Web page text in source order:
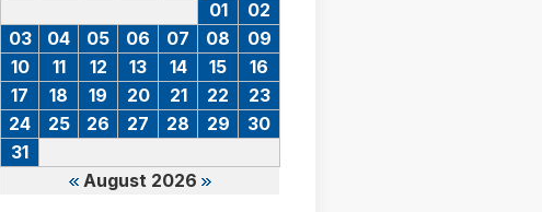
August 2026
01
02
03
04 05 06 07 08
09
10
11 12 13 14 15
16
17
18 19 20 21 22
23
24
25 26 27 28 29
30
31